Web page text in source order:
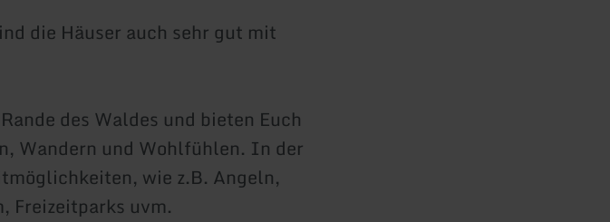
die Häuser auch sehr gut mit
des Waldes und bieten Euch
Wandern und Wohlfühlen. In der
wie z.B. Angeln,
Freizeitparks uvm.